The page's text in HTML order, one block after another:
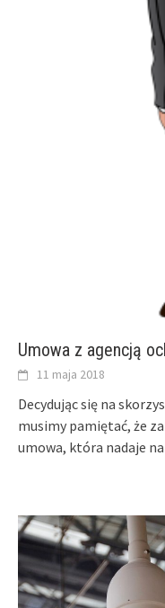
Umowa z agencją
11 maja 2018
Decydując się na
musimy pamiętać, że
umowa, która nadaje